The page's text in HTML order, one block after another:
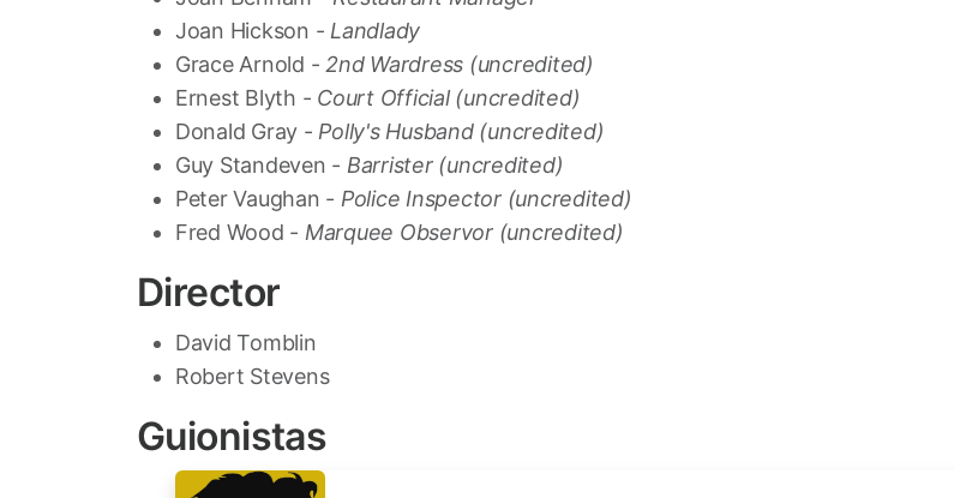
Joan Hickson - Landlady
Grace Arnold - 2nd Wardress (uncredited)
Ernest Blyth - Court Official (uncredited)
Donald Gray - Polly's Husband (uncredited)
Guy Standeven - Barrister (uncredited)
Peter Vaughan - Police Inspector (uncredited)
Fred Wood - Marquee Observor (uncredited)
Director
David Tomblin
Robert Stevens
Guionistas